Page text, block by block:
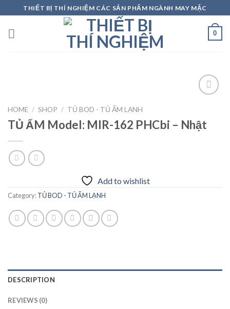
to
content
THIẾT BỊ THÍ NGHIỆM CÁC SẢN PHẨM NGÀNH MAY MẶC
0
Add to
wishlist
HOME / SHOP / TỦ BOD - TỦ ẤM LẠNH
TỦ ẤM Model: MIR-162 PHCbi – Nhật
Add to wishlist
Category:TỦ BOD - TỦ ẤM LẠNH
DESCRIPTION
REVIEWS (0)